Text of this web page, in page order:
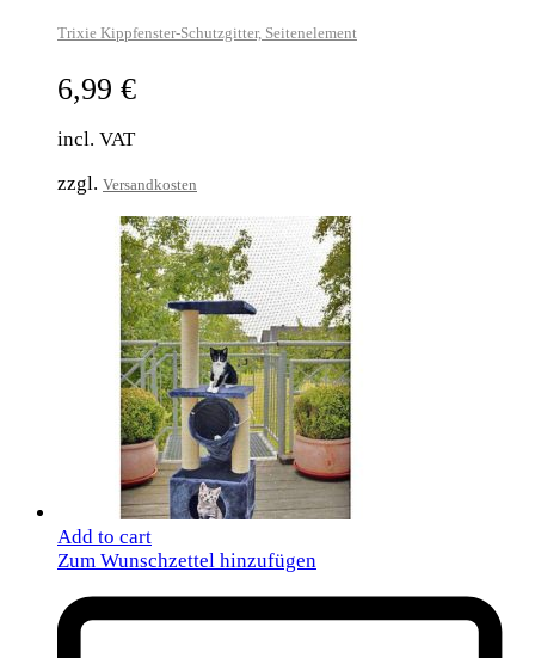
Trixie Kippfenster-Schutzgitter, Seitenelement
6,99 €
incl. VAT
zzgl. Versandkosten
Add to cart
Zum Wunschzettel hinzufügen